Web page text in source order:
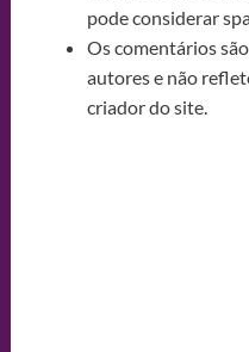
pode considerar
Os comentários
autores e não
criador do site.